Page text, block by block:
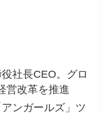
社長CEO。グロ
営改革を推進
ンガールズ」ツ